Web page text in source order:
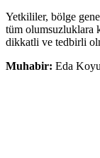
Yetkililer, bölge
tüm olumsuzluklara
dikkatli ve tedbirli
Muhabir: Eda